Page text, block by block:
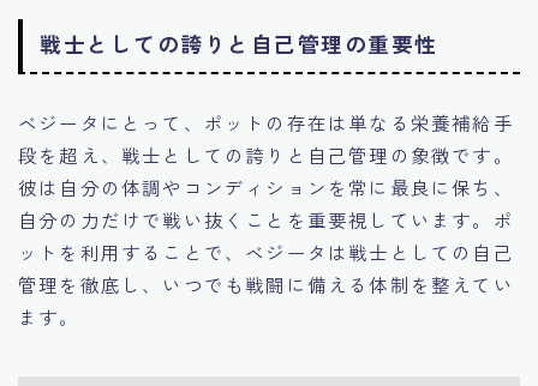
戦士としての誇りと自己管理の重要性
ベジータにとって、ポットの存在は単なる栄養補給手
段を超え、戦士としての誇りと自己管理の象徴です。
彼は自分の体調やコンディションを常に最良に保ち、
自分の力だけで戦い抜くことを重要視しています。ポ
ットを利用することで、ベジータは戦士としての自己
管理を徹底し、いつでも戦闘に備える体制を整えてい
ます。